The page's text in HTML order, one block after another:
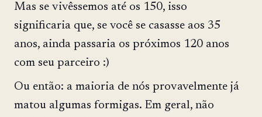
Mas se vivêssemos até os 150, isso
significaria que, se você se casasse aos 35
anos, ainda passaria os próximos 120 anos
com seu parceiro :)
Ou então: a maioria de nós provavelmente já
matou algumas formigas. Em geral, não